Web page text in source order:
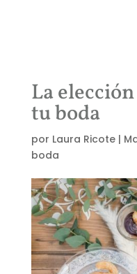
La
tu boda
por Laura Ricote|
boda